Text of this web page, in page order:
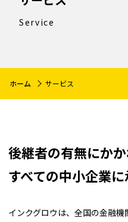
Service
ホーム サービス
後継者の有無にかか
すべての中小企業に
インクグロウは、全国の金融